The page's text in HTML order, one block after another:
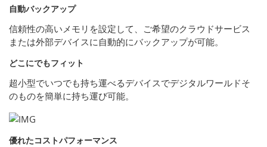
自動バックアップ
信頼性の高いメモリを設定して、ご希望のクラウドサービス
または外部デバイスに自動的にバックアップが可能。
どこにでもフィット
超小型でいつでも持ち運べるデバイスでデジタルワールドそ
のものを簡単に持ち運び可能。
優れたコストパフォーマンス